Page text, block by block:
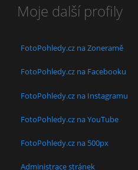
Moje další profily
FotoPohledy.cz na Zoneramě
FotoPohledy.cz na Facebooku
FotoPohledy.cz na Instagramu
FotoPohledy.cz na YouTube
FotoPohledy.cz na 500px
Administrace stránek